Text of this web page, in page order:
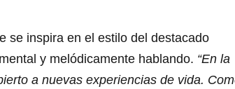
se inspira en el estilo del destacado
y melódicamente hablando. “En la
a nuevas experiencias de vida.